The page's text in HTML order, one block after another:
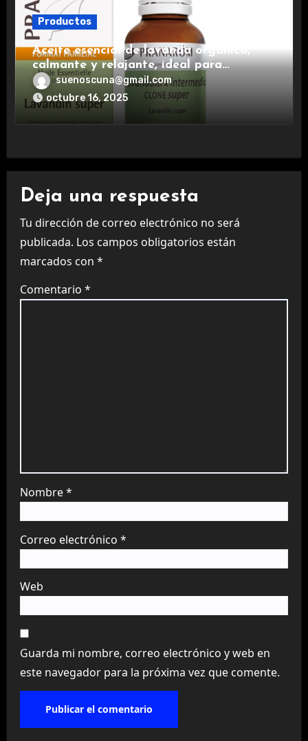
Productos
Aceite esencial de lavanda orgánico,
calmante y relajante, ideal para
aromaterapia.
suenoscuna@gmail.com
octubre 16, 2025
Deja una respuesta
Tu dirección de correo electrónico no será
publicada. Los campos obligatorios están
marcados con *
Comentario *
Nombre*
Correo electrónico *
Web
Guarda mi nombre, correo electrónico y web en
este navegador para la próxima vez que comente.